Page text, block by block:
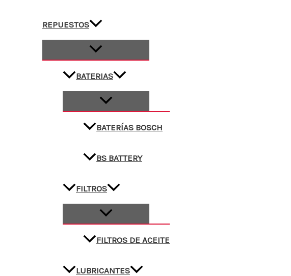
REPUESTOS
BATERIAS
BATERÍAS BOSCH
BS BATTERY
FILTROS
FILTROS DE ACEITE
LUBRICANTES